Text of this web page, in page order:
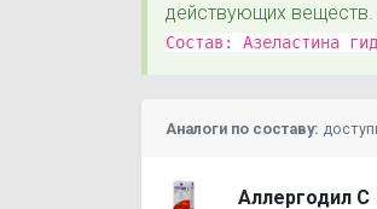
действующих веществ.
Состав: Азеластина
Аналоги по составу:
Аллергодил С